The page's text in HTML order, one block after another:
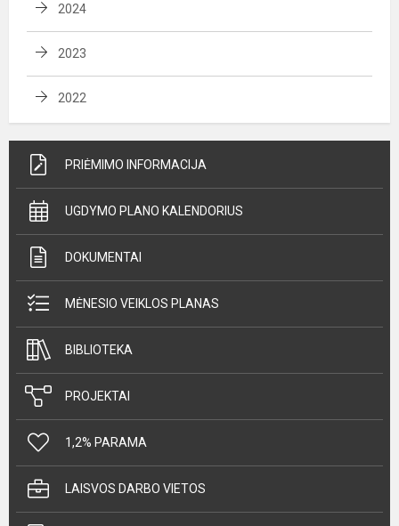
2024
2023
2022
PRIĖMIMO INFORMACIJA
UGDYMO PLANO KALENDORIUS
DOKUMENTAI
MĖNESIO VEIKLOS PLANAS
BIBLIOTEKA
PROJEKTAI
1,2% PARAMA
LAISVOS DARBO VIETOS